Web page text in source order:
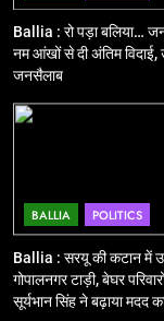
12
13
Ballia : रो पड़ा बलिया…
नम आंखों से दी अंतिम विदाई,
जनसैलाब
BALLIA POLITICS
Ballia : सरयू की कटान में
गोपालनगर टाड़ी, बेघर
सूर्यभान सिंह ने बढ़ाया मदद